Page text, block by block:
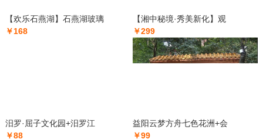
【欢乐石燕湖】石燕湖玻璃
￥168
【湘中秘境·秀美新化】观
￥299
汨罗·屈子文化园+汨罗江
￥88
益阳云梦方舟七色花洲+会
￥99